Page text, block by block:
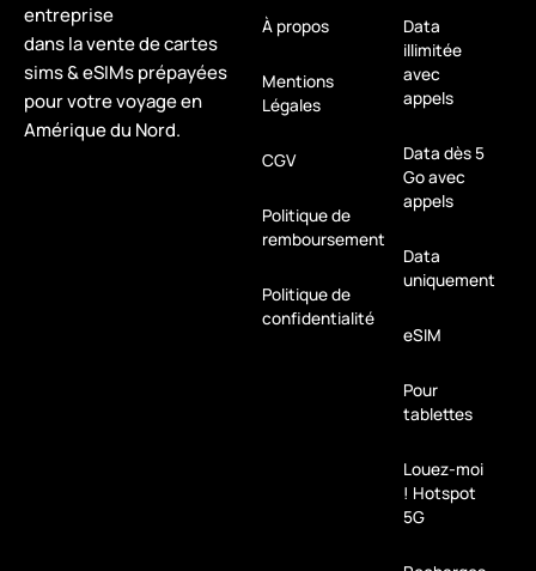
entreprise
dans la vente de cartes
sims & eSIMs prépayées
pour votre voyage en
Amérique du Nord.
À propos
Mentions
Légales
CGV
Politique de
remboursement
Politique de
confidentialité
Data
illimitée
avec
appels
Data dès 5
Go avec
appels
Data
uniquement
eSIM
Pour
tablettes
Louez-moi
! Hotspot
5G